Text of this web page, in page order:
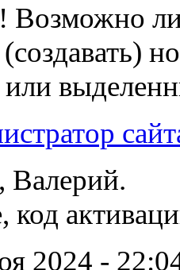
Валерий.
код
2024 -